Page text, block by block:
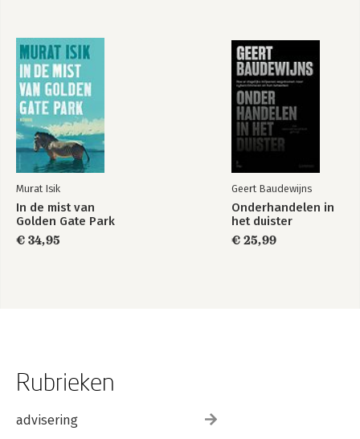
Murat Isik
In de mist van
Golden Gate Park
€ 34,95
Geert Baudewijns
Onderhandelen in
het duister
€ 25,99
Rubrieken
advisering